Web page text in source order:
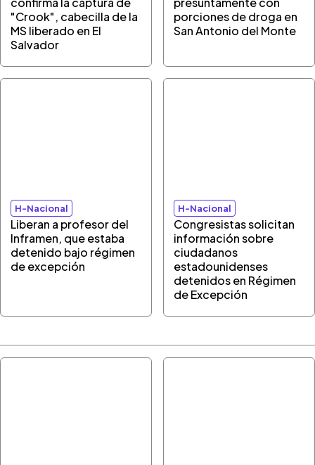
"Crook", cabecilla de la
MS liberado en El
Salvador
porciones de droga en
San Antonio del Monte
H-Nacional
Liberan a profesor del
Inframen, que estaba
detenido bajo régimen
de excepción
H-Nacional
Congresistas solicitan
información sobre
ciudadanos
estadounidenses
detenidos en Régimen
de Excepción